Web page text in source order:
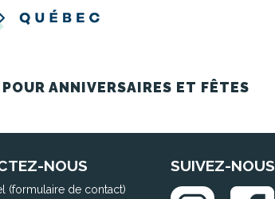
ANNIVERSAIRES ET FÊTES
NOUS
(formulaire de contact)
SUIVEZ-NOUS